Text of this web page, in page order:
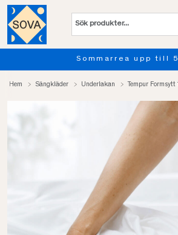
Sommarrea upp till
Hem Sängkläder Underlakan Tempur